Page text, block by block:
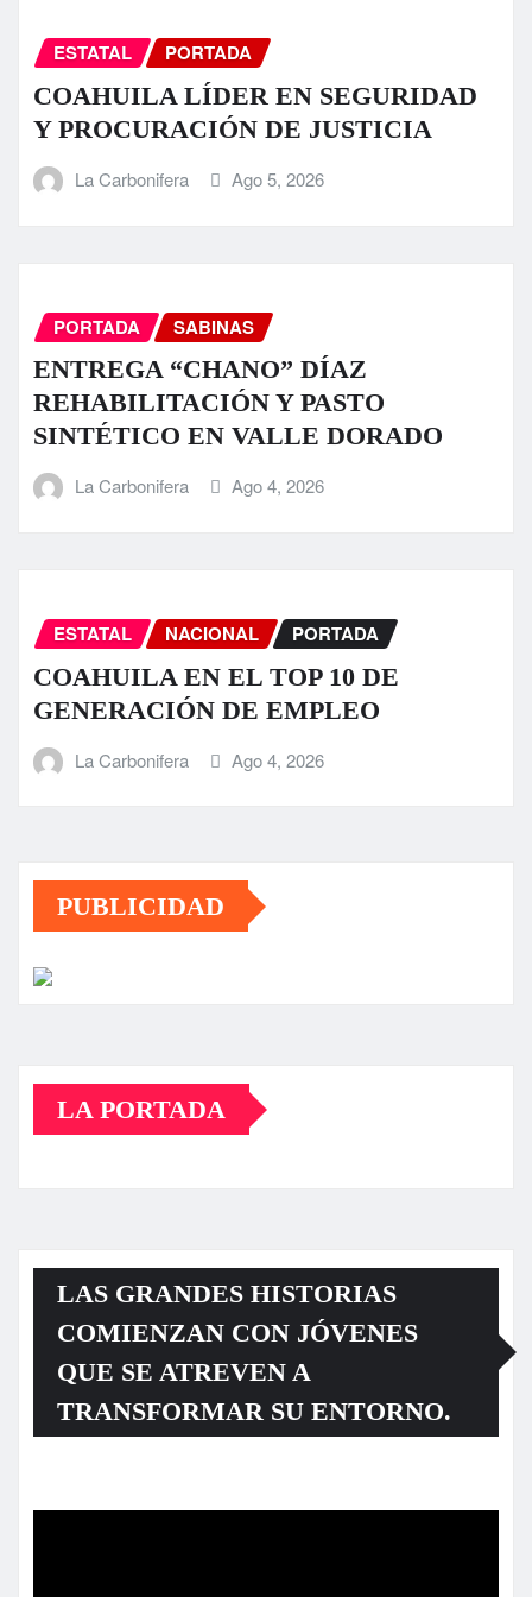
ESTATAL PORTADA
COAHUILA LÍDER EN SEGURIDAD
Y PROCURACIÓN DE JUSTICIA
La Carbonifera Ago 5, 2026
PORTADA SABINAS
ENTREGA “CHANO” DÍAZ
REHABILITACIÓN Y PASTO
SINTÉTICO EN VALLE DORADO
La Carbonifera Ago 4, 2026
ESTATAL NACIONAL PORTADA
COAHUILA EN EL TOP 10 DE
GENERACIÓN DE EMPLEO
La Carbonifera Ago 4, 2026
PUBLICIDAD
LA PORTADA
LAS GRANDES HISTORIAS
COMIENZAN CON JÓVENES
QUE SE ATREVEN A
TRANSFORMAR SU ENTORNO.